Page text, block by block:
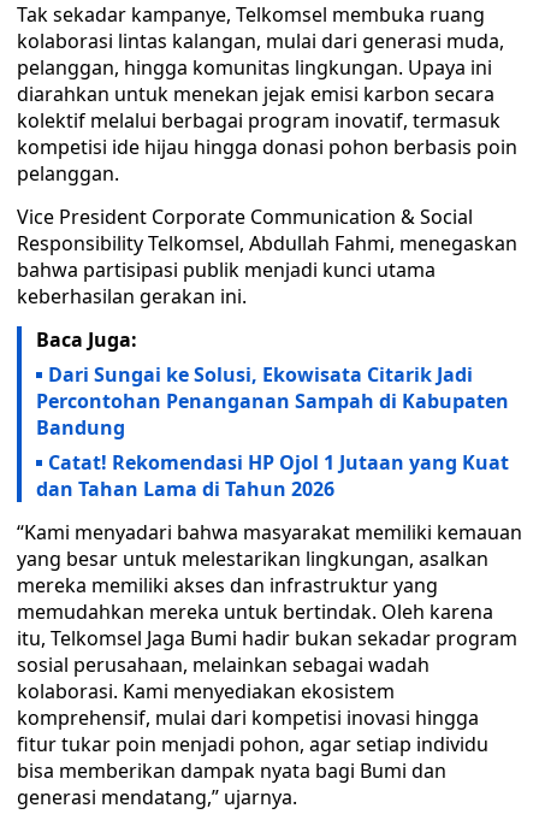
Tak sekadar kampanye, Telkomsel membuka ruang
kolaborasi lintas kalangan, mulai dari generasi muda,
pelanggan, hingga komunitas lingkungan. Upaya ini
diarahkan untuk menekan jejak emisi karbon secara
kolektif melalui berbagai program inovatif, termasuk
kompetisi ide hijau hingga donasi pohon berbasis poin
pelanggan.
Vice President Corporate Communication & Social
Responsibility Telkomsel, Abdullah Fahmi, menegaskan
bahwa partisipasi publik menjadi kunci utama
keberhasilan gerakan ini.
Baca Juga:
Dari Sungai ke Solusi, Ekowisata Citarik Jadi
Percontohan Penanganan Sampah di Kabupaten
Bandung
Catat! Rekomendasi HP Ojol 1 Jutaan yang Kuat
dan Tahan Lama di Tahun 2026
“Kami menyadari bahwa masyarakat memiliki kemauan
yang besar untuk melestarikan lingkungan, asalkan
mereka memiliki akses dan infrastruktur yang
memudahkan mereka untuk bertindak. Oleh karena
itu, Telkomsel Jaga Bumi hadir bukan sekadar program
sosial perusahaan, melainkan sebagai wadah
kolaborasi. Kami menyediakan ekosistem
komprehensif, mulai dari kompetisi inovasi hingga
fitur tukar poin menjadi pohon, agar setiap individu
bisa memberikan dampak nyata bagi Bumi dan
generasi mendatang,” ujarnya.